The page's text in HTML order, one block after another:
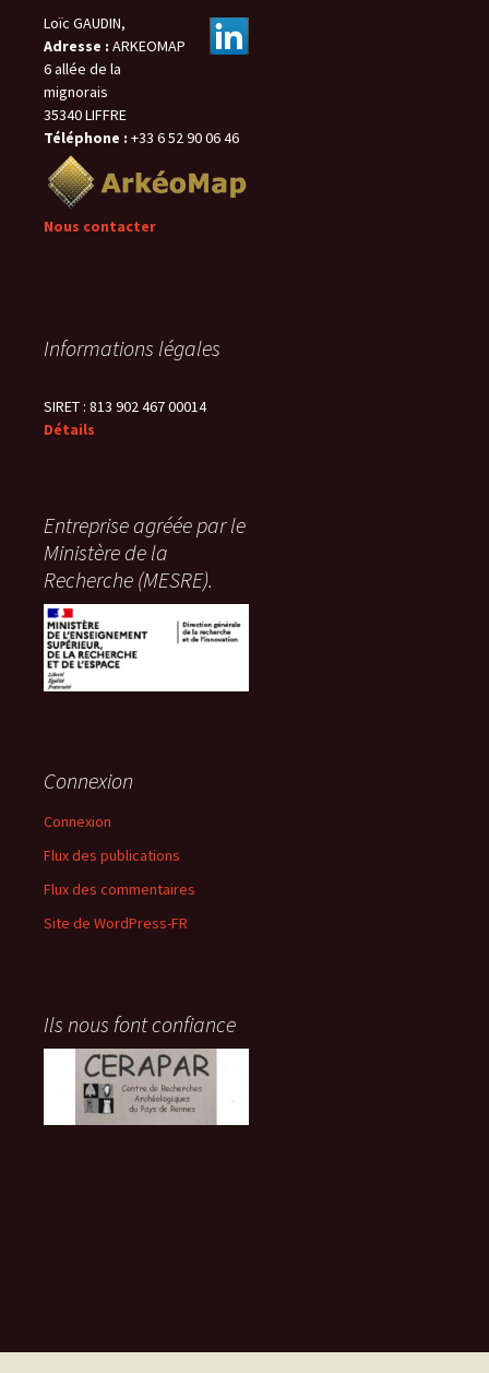
Loïc GAUDIN,
Adresse : ARKEOMAP
6 allée de la
mignorais
35340 LIFFRE
Téléphone : +33 6 52 90 06 46
Nous contacter
Informations légales
SIRET : 813 902 467 00014
Détails
Entreprise agréée par le
Ministère de la
Recherche (MESRE).
Connexion
Connexion
Flux des publications
Flux des commentaires
Site de WordPress-FR
Ils nous font confiance